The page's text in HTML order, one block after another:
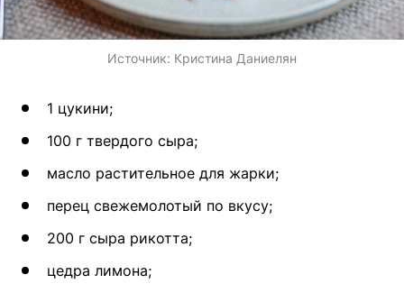
Источник: Кристина Даниелян
1 цукини;
100 г твердого сыра;
масло растительное для жарки;
перец свежемолотый по вкусу;
200 г сыра рикотта;
цедра лимона;